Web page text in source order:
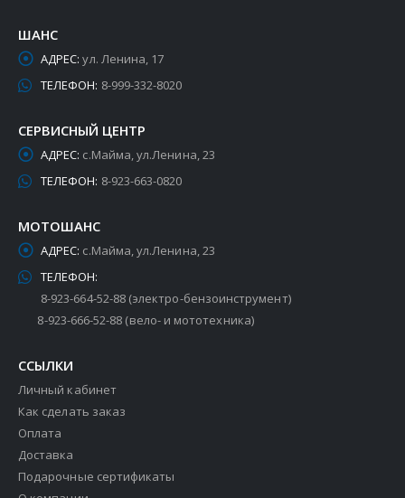
ШАНС
АДРЕС: ул. Ленина, 17
ТЕЛЕФОН: 8-999-332-8020
СЕРВИСНЫЙ ЦЕНТР
АДРЕС: с.Майма, ул.Ленина, 23
ТЕЛЕФОН: 8-923-663-0820
МОТОШАНС
АДРЕС: с.Майма, ул.Ленина, 23
ТЕЛЕФОН:
8-923-664-52-88 (электро-бензоинструмент)
8-923-666-52-88 (вело- и мототехника)
ССЫЛКИ
Личный кабинет
Как сделать заказ
Оплата
Доставка
Подарочные сертификаты